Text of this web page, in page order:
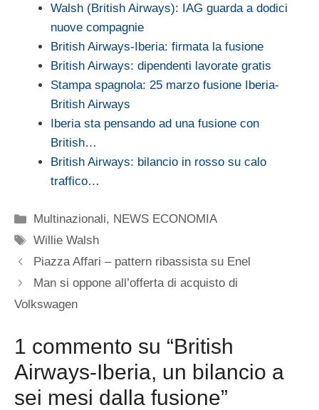
Walsh (British Airways): IAG guarda a dodici
nuove compagnie
British Airways-Iberia: firmata la fusione
British Airways: dipendenti lavorate gratis
Stampa spagnola: 25 marzo fusione Iberia-
British Airways
Iberia sta pensando ad una fusione con
British…
British Airways: bilancio in rosso su calo
traffico…
Categorie
Multinazionali, NEWS ECONOMIA
Tag
Willie Walsh
Piazza Affari – pattern ribassista su Enel
Man si oppone all’offerta di acquisto di
Volkswagen
1 commento su “British
Airways-Iberia, un bilancio a
sei mesi dalla fusione”